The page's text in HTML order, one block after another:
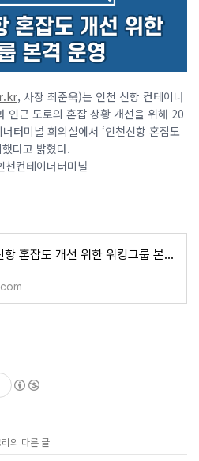
, 사장 최준욱)는 인천 신항 컨테이너
인근 도로의 혼잡 상황 개선을 위해 20
터미널 회의실에서 ‘인천신항 혼잡도
다고 밝혔다.
컨테이너터미널
IPA, 인천 신항 혼잡도 개선 위한 워킹그룹 본격 운영
의 다른 글